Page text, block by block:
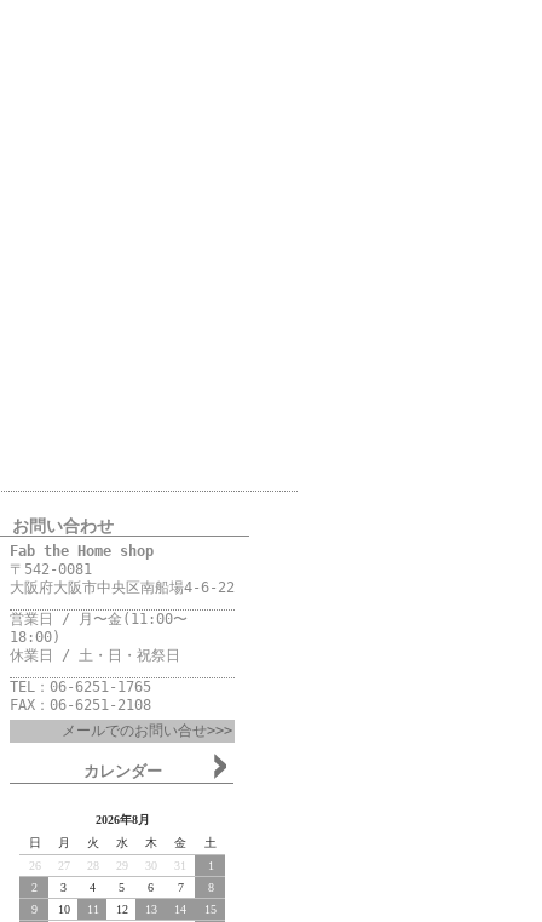
お問い合わせ
Fab the Home shop
〒542-0081
大阪府大阪市中央区南船場4-6-22
営業日 / 月〜金(11:00〜
18:00)
休業日 / 土・日・祝祭日
TEL：06-6251-1765
FAX：06-6251-2108
メールでのお問い合せ>>>